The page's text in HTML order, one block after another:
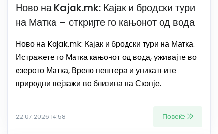
Ново на Kajak.mk: Кајак и бродски тури
на Матка – откријте го кањонот од вода
Ново на Kajak.mk: Кајак и бродски тури на Матка.
Истражете го Матка кањонот од вода, уживајте во
езерото Матка, Врело пештера и уникатните
природни пејзажи во близина на Скопје.
22.07.2026 14:58 Повеќе